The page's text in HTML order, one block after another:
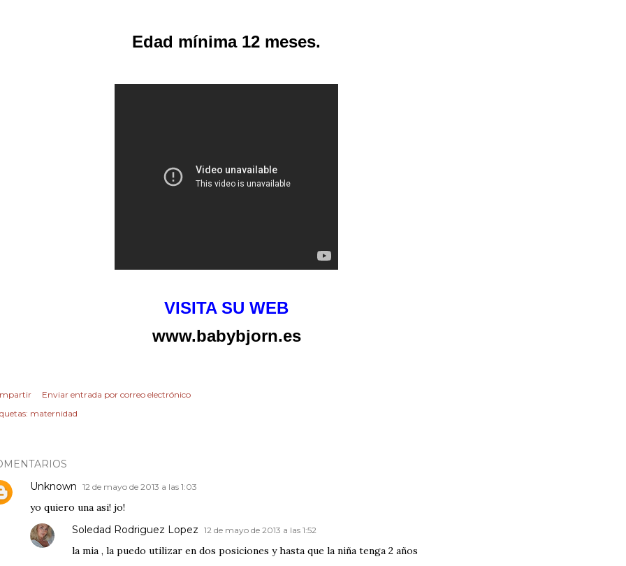
Edad mínima 12 meses.
VISITA SU WEB
www.babybjorn.es
Enviar entrada por correo electrónico
maternidad
Unknown 12 de mayo de 2013 a las 1:03
yo quiero una asi! jo!
Soledad Rodriguez Lopez 12 de mayo de 2013 a las 1:52
la mia , la puedo utilizar en dos posiciones y hasta que la niña tenga 2 años